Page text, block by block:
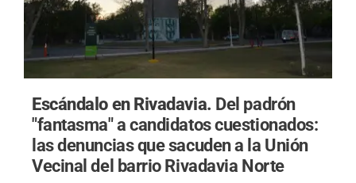
Escándalo en Rivadavia. Del padrón
"fantasma" a candidatos cuestionados:
las denuncias que sacuden a la Unión
Vecinal del barrio Rivadavia Norte